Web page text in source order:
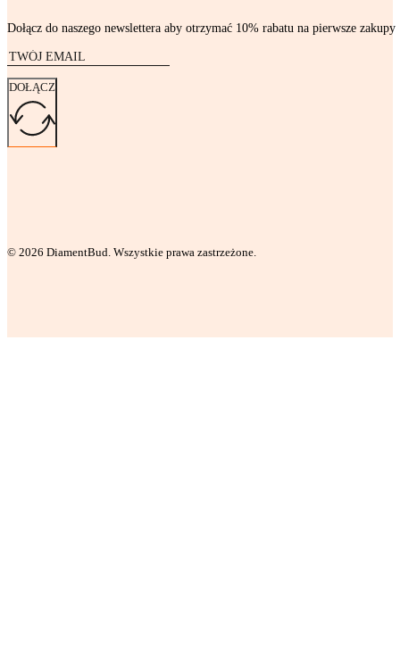
Dołącz do naszego newslettera aby otrzymać 10% rabatu na pierwsze zakupy
DOŁĄCZ
© 2026 DiamentBud. Wszystkie prawa zastrzeżone.